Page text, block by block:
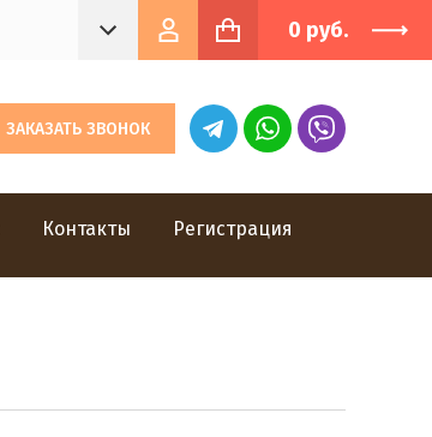
0 руб.
ЗАКАЗАТЬ ЗВОНОК
Контакты Регистрация